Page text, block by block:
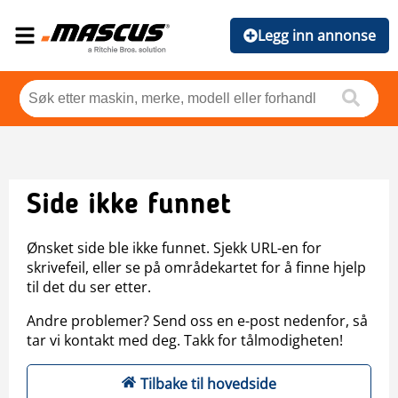
Legg inn annonse
Side ikke funnet
Ønsket side ble ikke funnet. Sjekk URL-en for
skrivefeil, eller se på områdekartet for å finne hjelp
til det du ser etter.
Andre problemer? Send oss en e-post nedenfor, så
tar vi kontakt med deg. Takk for tålmodigheten!
Tilbake til hovedside